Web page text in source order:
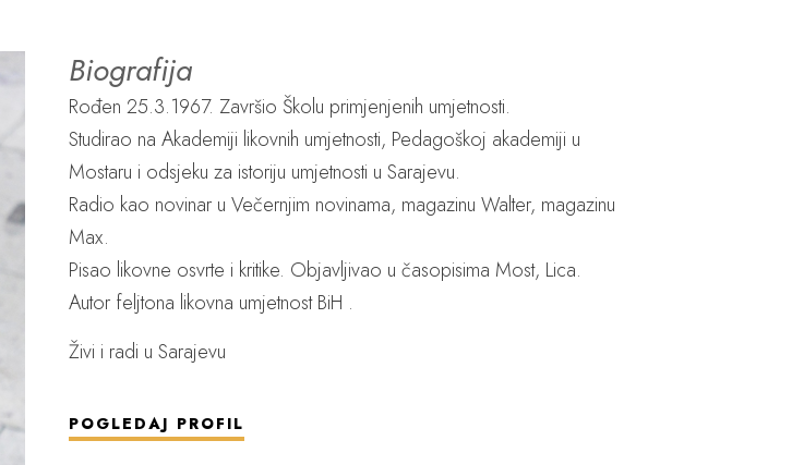
Biografija
Rođen 25.3.1967. Završio Školu primjenjenih umjetnosti.
Studirao na Akademiji likovnih umjetnosti, Pedagoškoj akademiji u
Mostaru i odsjeku za istoriju umjetnosti u Sarajevu.
Radio kao novinar u Večernjim novinama, magazinu Walter, magazinu
Max.
Pisao likovne osvrte i kritike. Objavljivao u časopisima Most, Lica.
Autor feljtona likovna umjetnost BiH .
Živi i radi u Sarajevu
POGLEDAJ PROFIL